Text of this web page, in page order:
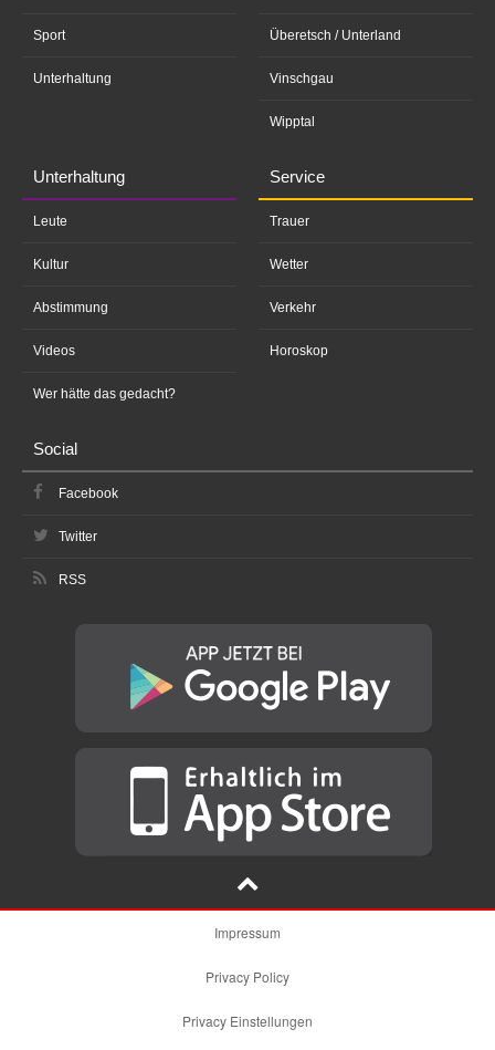
Sport
Unterhaltung
Überetsch / Unterland
Vinschgau
Wipptal
Unterhaltung
Leute
Kultur
Abstimmung
Videos
Wer hätte das gedacht?
Service
Trauer
Wetter
Verkehr
Horoskop
Social
Facebook
Twitter
RSS
Impressum
Privacy Policy
Privacy Einstellungen